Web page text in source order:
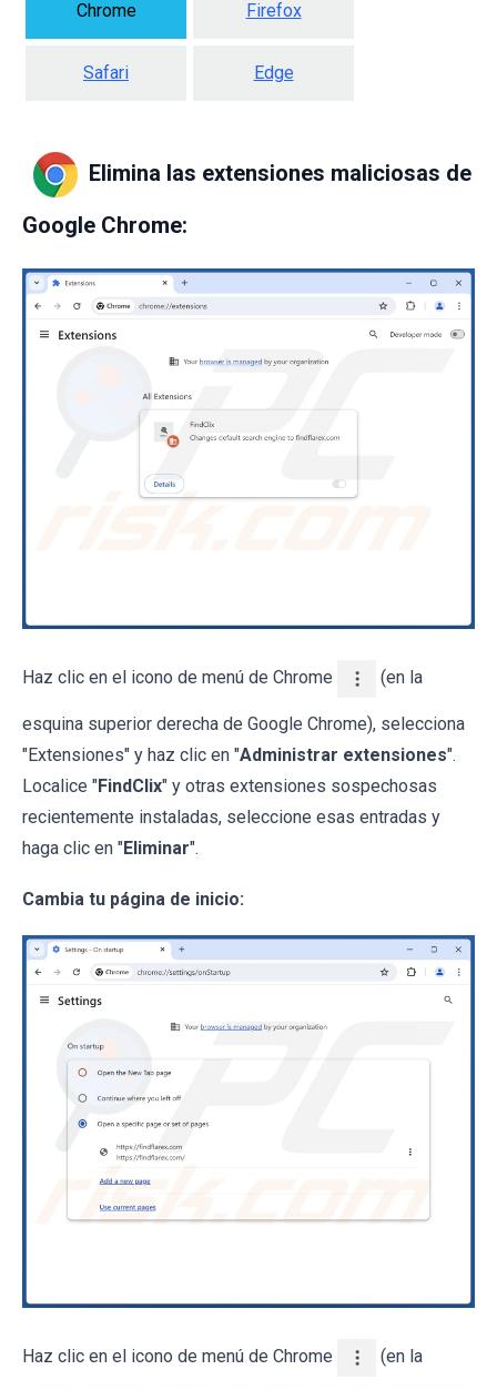
Chrome Firefox
Safari Edge
Elimina las extensiones maliciosas de
Google Chrome:
Haz clic en el icono de menú de Chrome (en la
esquina superior derecha de Google Chrome), selecciona
"Extensiones" y haz clic en "Administrar extensiones".
Localice "FindClix" y otras extensiones sospechosas
recientemente instaladas, seleccione esas entradas y
haga clic en "Eliminar".
Cambia tu página de inicio:
Haz clic en el icono de menú de Chrome (en la